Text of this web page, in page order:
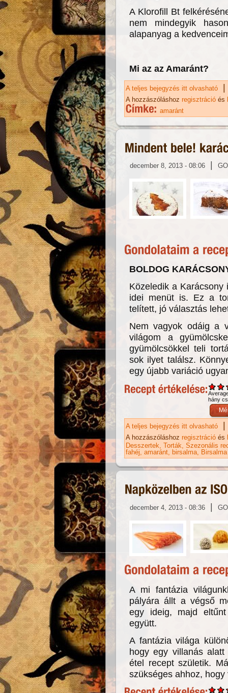
A Klorofill Bt
nem mindegyik
alapanyag a
Mi az az Amaránt?
A teljes bejegyzés itt olvasható |
A hozzászóláshoz regisztráció és
amaránt
december 8, 2013 - 08:06 |
BOLDOG
Közeledik a
idei menüt is. Ez a
telített, jó választás
Nem vagyok odáig a
világom a
gyümölcsökkel teli
sok ilyet találsz.
egy újabb variáció
hány
A teljes bejegyzés itt olvasható |
A hozzászóláshoz regisztráció és
Desszertek Torták Szezonális
fahéj amaránt birsalma
december 4, 2013 - 08:36 |
A mi fantázia
pályára állt a végső
egy ideig, majd
együtt.
A fantázia világa
hogy egy villanás
étel recept születik.
szükséges ahhoz,